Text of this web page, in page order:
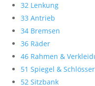
32 Lenkung
33 Antrieb
34 Bremsen
36 Räder
46 Rahmen &
51 Spiegel & Schlösser
52 Sitzbank